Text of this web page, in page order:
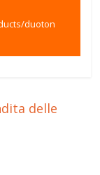
duoton
delle